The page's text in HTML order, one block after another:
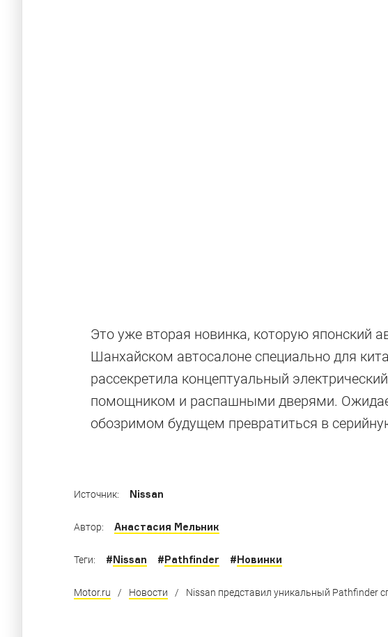
Это уже вторая новинка, которую японский
Шанхайском автосалоне специально для
рассекретила концептуальный
помощником и распашными дверями.
обозримом будущем превратиться в
Интересные
нас
Эксклюзивный суперкар, спорткупе, экстремальные
увидим
Источник: Nissan
Автор: Анастасия Мельник
Теги: #Nissan #Pathfinder #Новинки
Motor.ru / Новости / Nissan представил уникальный Pathfinder